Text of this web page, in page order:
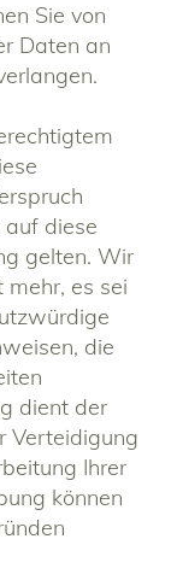
Sie von
Daten an
diese
gelten. Wir
es sei
die
dient der
Verteidigung
Ihrer
können